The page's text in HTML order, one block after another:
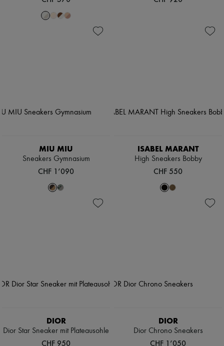
MIU MIU
Sneakers Gymnasium
CHF 1’090
ISABEL MARANT
High Sneakers Bobby
CHF 550
DIOR
Dior Star Sneaker mit Plateausohle
CHF 950
DIOR
Dior Chrono Sneakers
CHF 1’050